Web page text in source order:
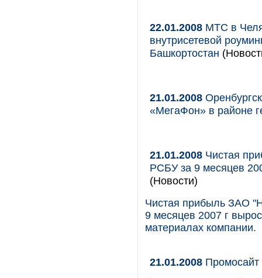
22.01.2008 МТС в
внутрисетевой
Башкортостан
21.01.2008
«МегаФон» в районе
21.01.2008 Чистая
РСБУ за 9 месяцев
(Новости)
Чистая прибыль ЗАО
9 месяцев 2007 г
материалах компании.
21.01.2008